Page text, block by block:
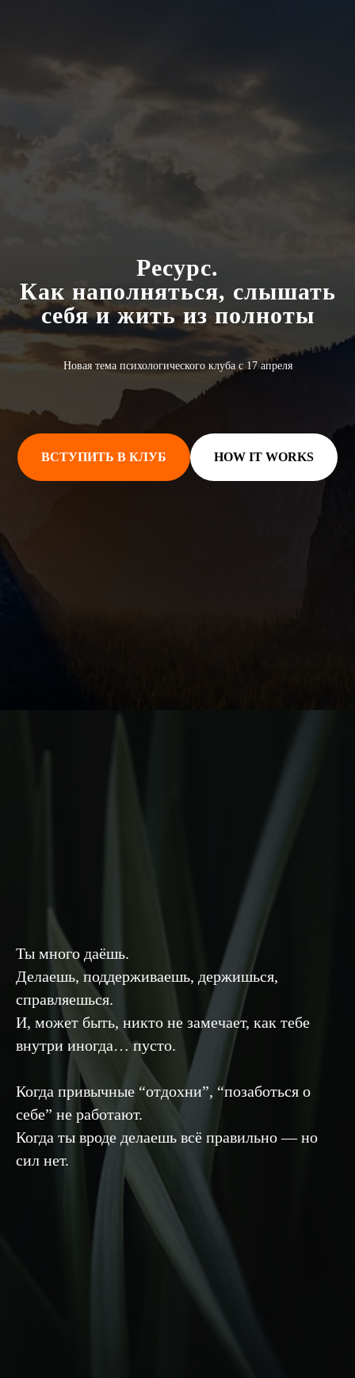
Ресурс.
Как наполняться, слышать
себя и жить из полноты
Новая тема психологического клуба с 17 апреля
ВСТУПИТЬ В КЛУБ HOW IT WORKS
Ты много даёшь.
Делаешь, поддерживаешь, держишься,
справляешься.
И, может быть, никто не замечает, как тебе
внутри иногда… пусто.
Когда привычные “отдохни”, “позаботься о
себе” не работают.
Когда ты вроде делаешь всё правильно — но
сил нет.